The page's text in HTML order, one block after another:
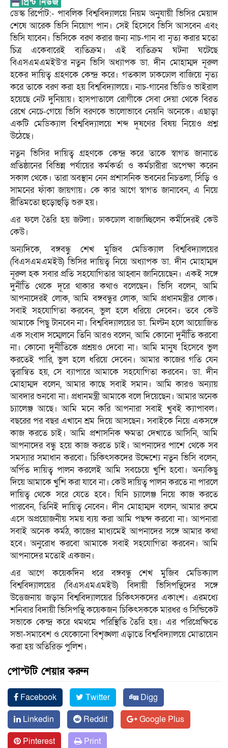
ডেস্ক রির্পোট:- পাবলিক বিশ্ববিদ্যালয়ে নিয়ম অনুযায়ী ভিসির মেয়াদ
শেষে আরেক ভিসি নিয়োগ পান। সেই হিসেবে ভিসি আসবেন এবং
ভিসি যাবেন। ভিসিকে বরণ করার জন্য নাচ-গান বা নৃত্য করার মতো
চিত্র একেবারেই ব্যতিক্রম। এই ব্যতিক্রম ঘটনা ঘটেছে
বিএসএমএমইউ’র নতুন ভিসি অধ্যাপক ডা. দীন মোহাম্মদ নূরুল
হকের দায়িত্ব গ্রহণকে কেন্দ্র করে। গতকাল ঢাকঢোল বাজিয়ে নৃত্য
করে তাকে বরণ করা হয় বিশ্ববিদ্যালয়ে। নাচ-গানের ভিডিও ভাইরাল
হয়েছে নেট দুনিয়ায়। হাসপাতালে রোগীকে সেবা দেয়া থেকে বিরত
রেখে নেচে-গেয়ে ভিসি বরণকে ভালোভাবে নেয়নি অনেকে। এছাড়া
একটি মেডিক্যাল বিশ্ববিদ্যালয়ে শব্দ দূষণের বিষয় নিয়েও প্রশ্ন
উঠেছে।
নতুন ভিসির দায়িত্ব গ্রহণকে কেন্দ্র করে তাকে স্বাগত জানাতে
প্রতিষ্ঠানের বিভিন্ন পর্যায়ের কর্মকর্তা ও কর্মচারীরা অপেক্ষা করেন
সকাল থেকে। তারা অবস্থান নেন প্রশাসনিক ভবনের নিচতলা, সিঁড়ি ও
সামনের ফাঁকা জায়গায়। কে কার আগে স্বাগত জানাবেন, এ নিয়ে
রীতিমতো হুড়োহুড়ি শুরু হয়।
এর ফলে তৈরি হয় জটলা। ঢাকঢোল বাজাচ্ছিলেন কর্মীদেরই কেউ
কেউ।
অন্যদিকে, বঙ্গবন্ধু শেখ মুজিব মেডিক্যাল বিশ্ববিদ্যালয়ের
(বিএসএমএমইউ) ভিসির দায়িত্ব নিয়ে অধ্যাপক ডা. দীন মোহাম্মদ
নূরুল হক সবার প্রতি সহযোগিতার আহ্বান জানিয়েছেন। একই সঙ্গে
দুর্নীতি থেকে দূরে থাকার কথাও বলেছেন। ভিসি বলেন, আমি
আপনাদেরই লোক, আমি বঙ্গবন্ধুর লোক, আমি প্রধানমন্ত্রীর লোক।
সবাই সহযোগিতা করবেন, ভুল হলে ধরিয়ে দেবেন। তবে কেউ
আমাকে পিছু টানবেন না। বিশ্ববিদ্যালয়ের ডা. মিল্টন হলে আয়োজিত
এক সংবাদ সম্মেলনে তিনি আরও বলেন, আমি কোনো দুর্নীতি করবো
না। কোনো দুর্নীতিকে প্রশ্রয়ও দেবো না। আমি মানুষ হিসেবে ভুল
করতেই পারি, ভুল হলে ধরিয়ে দেবেন। আমার কাজের গতি যেন
ত্বরান্বিত হয়, সে ব্যাপারে আমাকে সহযোগিতা করবেন। ডা. দীন
মোহাম্মদ বলেন, আমার কাছে সবাই সমান। আমি কারও অন্যায়
আবদার শুনবো না। প্রধানমন্ত্রী আমাকে বলে দিয়েছেন। আমার অনেক
চ্যালেঞ্জ আছে। আমি মনে করি আপনারা সবাই খুবই ক্যাপাবল।
বছরের পর বছর এখানে শ্রম দিয়ে আসছেন। সবাইকে নিয়ে একসঙ্গে
কাজ করতে চাই। আমি প্রশাসনিক ক্ষমতা দেখাতে আসিনি, আমি
আপনাদের বন্ধু হয়ে কাজ করতে চাই। আপনাদের পাশে থেকে সব
সমস্যার সমাধান করবো। চিকিৎসকদের উদ্দেশ্যে নতুন ভিসি বলেন,
অর্পিত দায়িত্ব পালন করলেই আমি সবচেয়ে খুশি হবো। অন্যকিছু
দিয়ে আমাকে খুশি করা যাবে না। কেউ দায়িত্ব পালন করতে না পারলে
দায়িত্ব থেকে সরে যেতে হবে। যিনি চ্যালেঞ্জ নিয়ে কাজ করতে
পারবেন, তিনিই দায়িত্ব নেবেন। দীন মোহাম্মদ বলেন, আমার রুমে
এসে অপ্রয়োজনীয় সময় ব্যয় করা আমি পছন্দ করবো না। আপনারা
সবাই অনেক কর্মঠ, কাজের মাধ্যমেই আপনাদের সঙ্গে আমার কথা
হবে। অনুরোধ করবো আমাকে সবাই সহযোগিতা করবেন। আমি
আপনাদের মতোই একজন।
এর আগে কয়েকদিন ধরে বঙ্গবন্ধু শেখ মুজিব মেডিক্যাল
বিশ্ববিদ্যালয়ের (বিএসএমএমইউ) বিদায়ী ভিসিপন্থিদের সঙ্গে
উত্তেজনায় জড়ান বিশ্ববিদ্যালয়ের চিকিৎসকদের একাংশ। এরমধ্যে
শনিবার বিদায়ী ভিসিপন্থি কয়েকজন চিকিৎসককে মারধর ও সিন্ডিকেট
সভাকে কেন্দ্র করে থমথমে পরিস্থিতি তৈরি হয়। এর পরিপ্রেক্ষিতে
সভা-সমাবেশ ও যেকোনো বিশৃঙ্খলা এড়াতে বিশ্ববিদ্যালয়ে মোতায়েন
করা হয় অতিরিক্ত পুলিশ।
পোস্টটি শেয়ার করুন
Facebook Twitter
Digg
Linkedin
Reddit
Google Plus
Pinterest
Print